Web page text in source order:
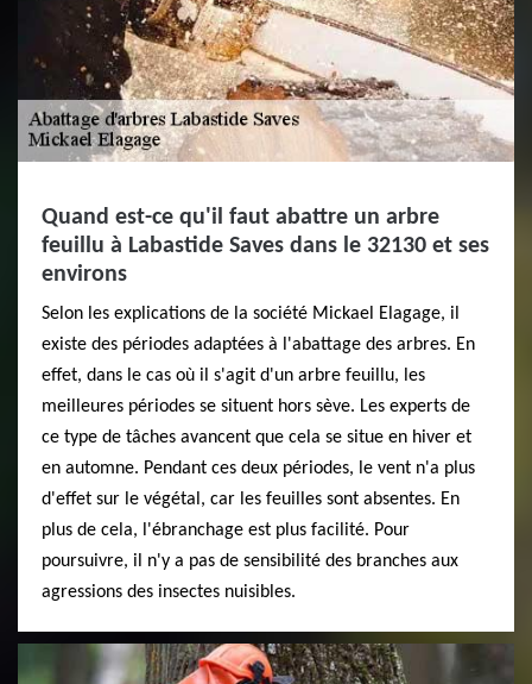
Quand est-ce qu'il faut abattre un arbre
feuillu à Labastide Saves dans le 32130 et ses
environs
Selon les explications de la société Mickael Elagage, il
existe des périodes adaptées à l'abattage des arbres. En
effet, dans le cas où il s'agit d'un arbre feuillu, les
meilleures périodes se situent hors sève. Les experts de
ce type de tâches avancent que cela se situe en hiver et
en automne. Pendant ces deux périodes, le vent n'a plus
d'effet sur le végétal, car les feuilles sont absentes. En
plus de cela, l'ébranchage est plus facilité. Pour
poursuivre, il n'y a pas de sensibilité des branches aux
agressions des insectes nuisibles.